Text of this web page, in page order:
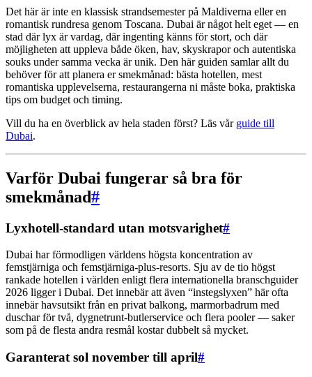
Det här är inte en klassisk strandsemester på Maldiverna eller en
romantisk rundresa genom Toscana. Dubai är något helt eget — en
stad där lyx är vardag, där ingenting känns för stort, och där
möjligheten att uppleva både öken, hav, skyskrapor och autentiska
souks under samma vecka är unik. Den här guiden samlar allt du
behöver för att planera er smekmånad: bästa hotellen, mest
romantiska upplevelserna, restaurangerna ni måste boka, praktiska
tips om budget och timing.
Vill du ha en överblick av hela staden först? Läs vår guide till
Dubai.
Varför Dubai fungerar så bra för
smekmånad#
Lyxhotell-standard utan motsvarighet#
Dubai har förmodligen världens högsta koncentration av
femstjärniga och femstjärniga-plus-resorts. Sju av de tio högst
rankade hotellen i världen enligt flera internationella branschguider
2026 ligger i Dubai. Det innebär att även “instegslyxen” här ofta
innebär havsutsikt från en privat balkong, marmorbadrum med
duschar för två, dygnetrunt-butlerservice och flera pooler — saker
som på de flesta andra resmål kostar dubbelt så mycket.
Garanterat sol november till april#